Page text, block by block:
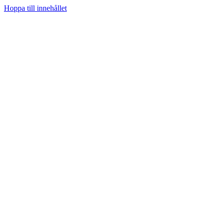
Hoppa till innehållet